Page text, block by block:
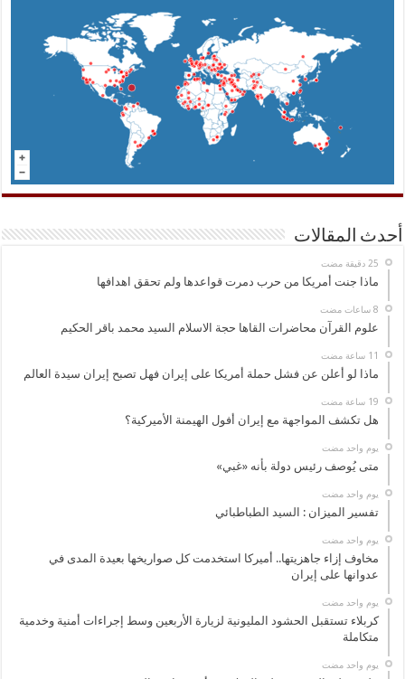
أحدث المقالات
ماذا جنت أمريكا من حرب دمرت قواعدها ولم تحقق اهدافها
علوم القرآن محاضرات القاها حجة الاسلام السيد محمد باقر الحكيم
ماذا لو أعلن عن فشل حملة أمريكا على إيران فهل تصبح إيران سيدة العالم
هل تكشف المواجهة مع إيران أفول الهيمنة الأميركية؟
‏يوم واحد مضت
متى يُوصف رئيس دولة بأنه «غبي»
‏يوم واحد مضت
تفسير الميزان : السيد الطباطبائي
‏يوم واحد مضت
مخاوف إزاء جاهزيتها.. أميركا استخدمت كل صواريخها بعيدة المدى في
عدوانها على إيران
‏يوم واحد مضت
كربلاء تستقبل الحشود المليونية لزيارة الأربعين وسط إجراءات أمنية وخدمية
متكاملة
‏يوم واحد مضت